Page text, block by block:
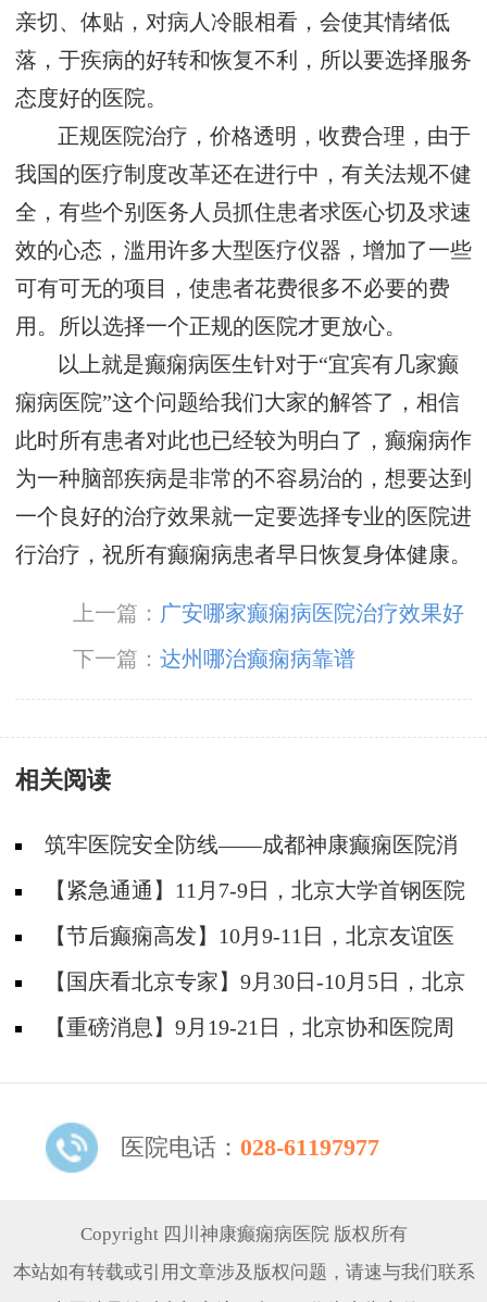
亲切、体贴，对病人冷眼相看，会使其情绪低
落，于疾病的好转和恢复不利，所以要选择服务
态度好的医院。
正规医院治疗，价格透明，收费合理，由于
我国的医疗制度改革还在进行中，有关法规不健
全，有些个别医务人员抓住患者求医心切及求速
效的心态，滥用许多大型医疗仪器，增加了一些
可有可无的项目，使患者花费很多不必要的费
用。所以选择一个正规的医院才更放心。
以上就是癫痫病医生针对于“宜宾有几家癫
痫病医院”这个问题给我们大家的解答了，相信
此时所有患者对此也已经较为明白了，癫痫病作
为一种脑部疾病是非常的不容易治的，想要达到
一个良好的治疗效果就一定要选择专业的医院进
行治疗，祝所有癫痫病患者早日恢复身体健康。
上一篇： 广安哪家癫痫病医院治疗效果好
下一篇：达州哪治癫痫病靠谱
相关阅读
筑牢医院安全防线——成都神康癫痫医院消
防安全培训纪实
【紧急通通】11月7-9日，北京大学首钢医院
神经内科胡颖教授亲临成都会诊，破解癫痫疑难
【节后癫痫高发】10月9-11日，北京友谊医
院陈葵博士免费会诊+治疗援助，破解癫痫难
题！
【国庆看北京专家】9月30日-10月5日，北京
天坛&首钢医院两大专家蓉城亲诊+癫痫大额救
【重磅消息】9月19-21日，北京协和医院周
线！
医院电话： 028-61197977
Copyright 四川神康癫痫病医院 版权所有
本站如有转载或引用文章涉及版权问题，请速与我们联系